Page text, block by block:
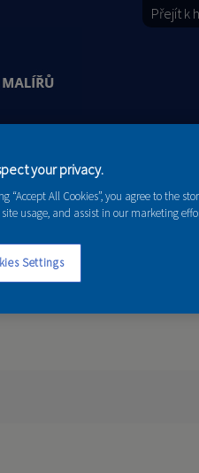
Přejít k
PORADENSTVÍ
your privacy.
“Accept All Cookies”, you agree to the
usage, and assist in our marketing
Settings